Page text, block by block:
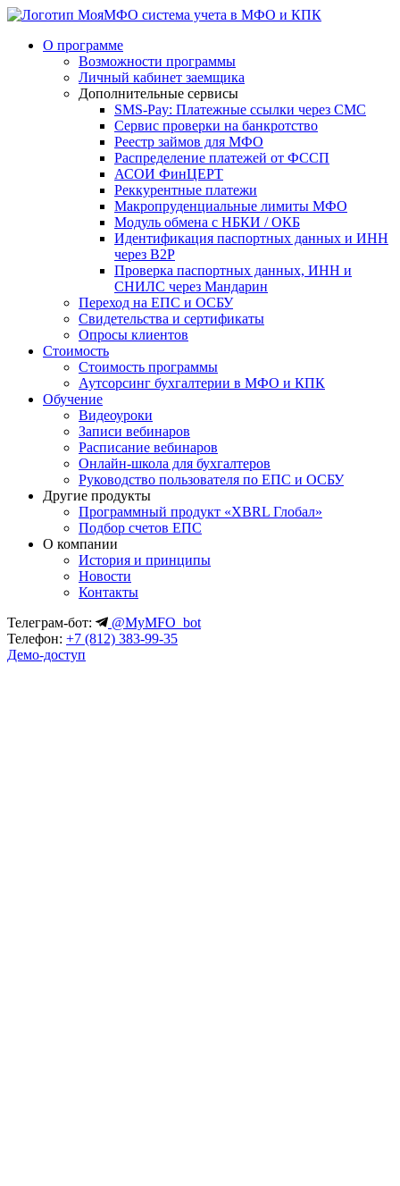
система учета в МФО и КПК
О программе
Возможности программы
Личный кабинет заемщика
Дополнительные сервисы
SMS-Pay: Платежные ссылки через СМС
Сервис проверки на банкротство
Реестр займов для МФО
Распределение платежей от ФССП
АСОИ ФинЦЕРТ
Реккурентные платежи
Макропруденциальные лимиты МФО
Модуль обмена с НБКИ / ОКБ
Идентификация паспортных данных и ИНН
через B2P
Проверка паспортных данных, ИНН и
СНИЛС через Мандарин
Переход на ЕПС и ОСБУ
Свидетельства и сертификаты
Опросы клиентов
Стоимость
Стоимость программы
Аутсорсинг бухгалтерии в МФО и КПК
Обучение
Видеоуроки
Записи вебинаров
Расписание вебинаров
Онлайн-школа для бухгалтеров
Руководство пользователя по ЕПС и ОСБУ
Другие продукты
Программный продукт «XBRL Глобал»
Подбор счетов ЕПС
О компании
История и принципы
Новости
Контакты
Телеграм-бот:
@MyMFO_bot
Телефон: +7 (812) 383-99-35
Демо-доступ